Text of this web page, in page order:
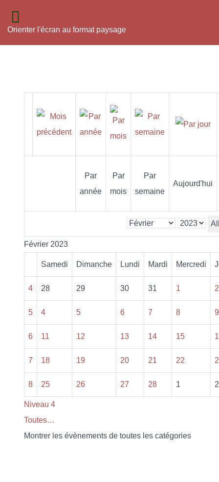
Orienter l'écran au format paysage
Par
année
Par
mois
Par
semaine
Aujourd'hui
Février 2023
Samedi Dimanche Lundi Mardi Mercredi
4 28 29 30 31 1 2
5 4 5 6 7 8 9
6 11 12 13 14 15
7 18 19 20 21 22
8 25 26 27 28 1 2
Niveau 4
Toutes…
Montrer les évènements de toutes les catégories